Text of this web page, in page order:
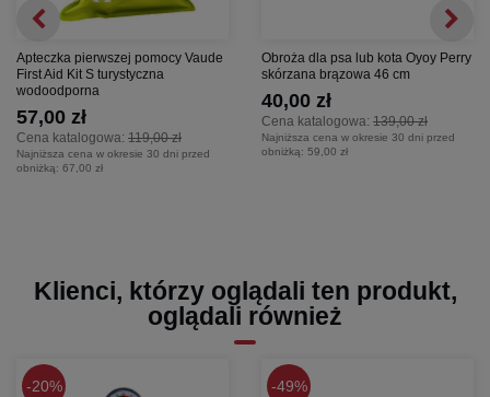
Apteczka pierwszej pomocy Vaude
First Aid Kit S turystyczna
wodoodporna
Cena katalogowa: 119,00 zł
57,00 zł
Najniższa cena w okresie 30 dni przed
obniżką: 67,00 zł
Obroża dla psa lub kota Oyoy Perry
skórzana brązowa 46 cm
Cena katalogowa: 139,00 zł
40,00 zł
Najniższa cena w okresie 30 dni przed
obniżką: 59,00 zł
Klienci, którzy oglądali ten produkt,
oglądali również
20% 49%